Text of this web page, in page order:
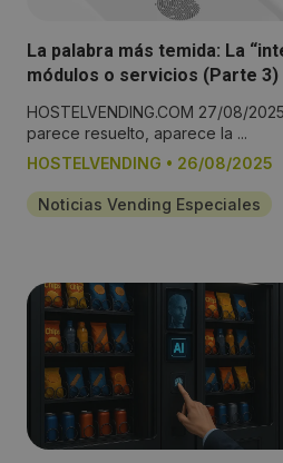
La palabra más temida: La
módulos o servicios (Parte 3)
HOSTELVENDING.COM 27/08/
parece resuelto, aparece la ...
HOSTELVENDING • 26/08/2025
Noticias Vending Especiales